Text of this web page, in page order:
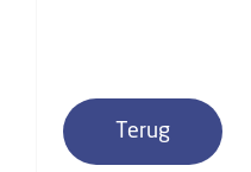
Terug